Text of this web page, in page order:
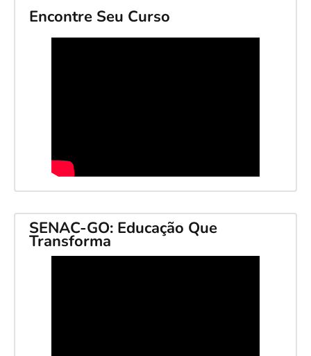
Encontre Seu Curso
SENAC-GO: Educação Que
Transforma